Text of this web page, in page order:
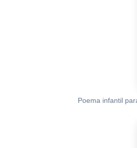
Poema infantil